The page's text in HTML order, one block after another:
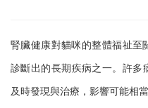
腎臟健康對貓咪的整體福祉至
診斷出的長期疾病之一。許多
及時發現與治療，影響可能相當